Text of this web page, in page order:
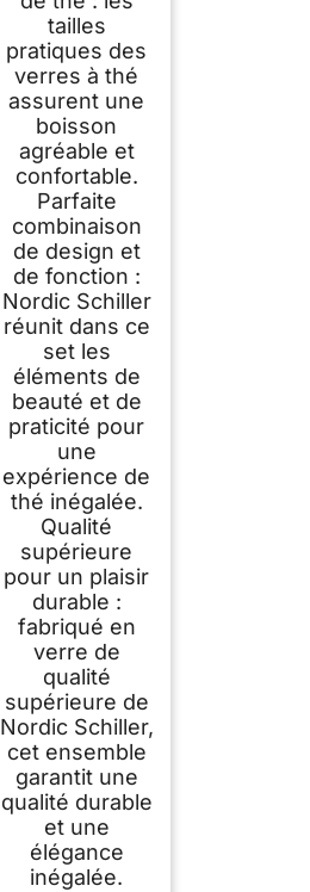
tailles
pratiques des
verres à thé
assurent une
boisson
agréable et
confortable.
Parfaite
combinaison
de design et
de fonction :
Nordic Schiller
réunit dans ce
set les
éléments de
beauté et de
praticité pour
une
expérience de
thé inégalée.
Qualité
supérieure
pour un plaisir
durable :
fabriqué en
verre de
qualité
supérieure de
Nordic Schiller,
cet ensemble
garantit une
qualité durable
et une
élégance
inégalée.